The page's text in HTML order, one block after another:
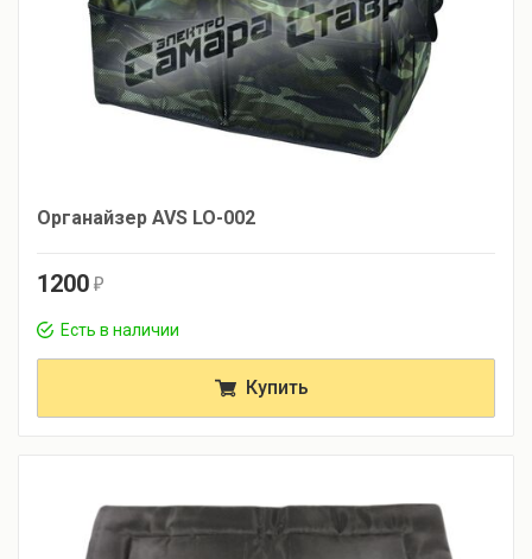
Органайзер AVS LO-002
1200 r
Есть в наличии
Купить